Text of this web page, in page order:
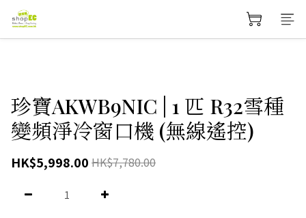
珍寶AKWB9NIC | 1 匹 R32雪種
變頻淨冷窗口機 (無線遙控)
HK$5,998.00 HK$7,780.00